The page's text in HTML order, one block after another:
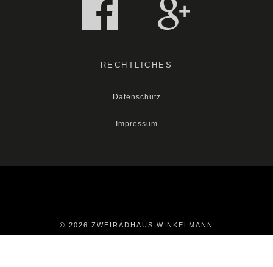
RECHTLICHES
Datenschutz
Impressum
© 2026 ZWEIRADHAUS WINKELMANN